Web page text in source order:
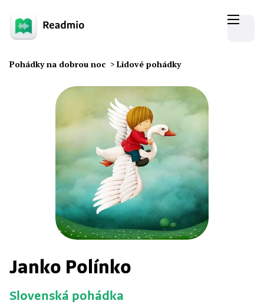
Pohádky na dobrou noc > Lidové pohádky
Janko Polínko
Slovenská pohádka